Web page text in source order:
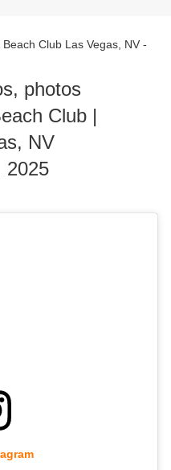
photos
Club |
NV
2025